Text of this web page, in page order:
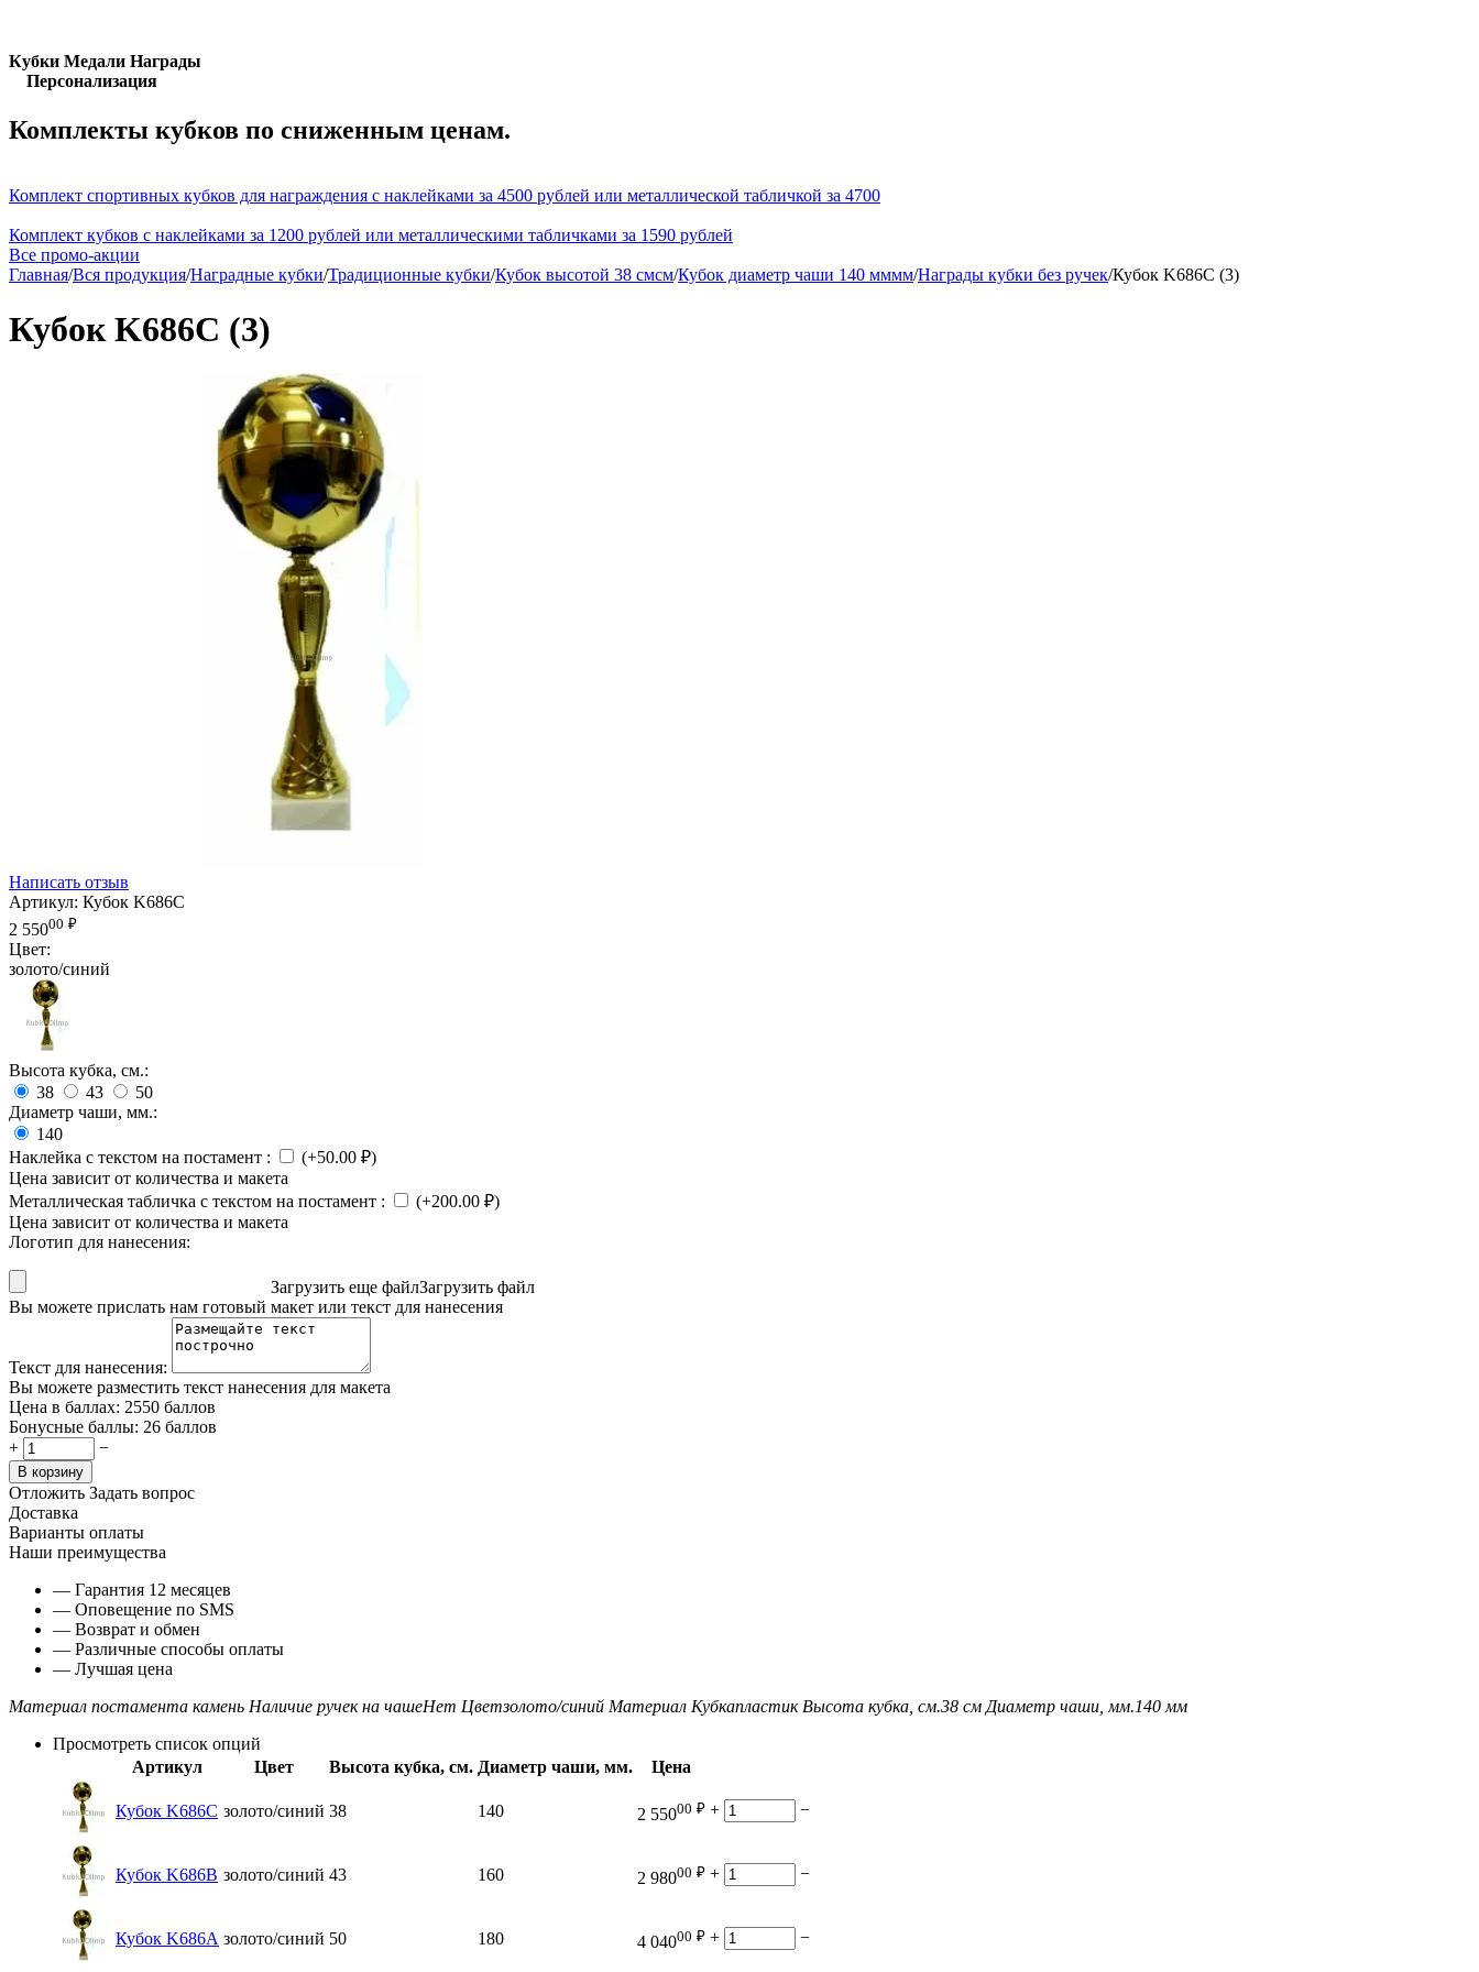
Кубки Медали Награды
Персонализация
Комплекты кубков по сниженным ценам.
Комплект спортивных кубков для награждения с наклейками за 4500 рублей или металлической табличкой за 4700
Комплект кубков с наклейками за 1200 рублей или металлическими табличками за 1590 рублей
Все промо-акции
Главная/Вся продукция/Наградные кубки/Традиционные кубки/Кубок высотой 38 смсм/Кубок диаметр чаши 140 мммм/Награды кубки без ручек/Кубок K686C (3)
Кубок K686C (3)
Написать отзыв
Артикул: Кубок K686C
2 55000 ₽
Цвет:
золото/синий
Высота кубка, см.:
38
43
50
Диаметр чаши, мм.:
140
Наклейка с текстом на постамент : (+50.00 ₽)
Цена зависит от количества и макета
Металлическая табличка с текстом на постамент : (+200.00 ₽)
Цена зависит от количества и макета
Логотип для нанесения:
Загрузить еще файлЗагрузить файл
Вы можете прислать нам готовый макет или текст для нанесения
Текст для нанесения:
Вы можете разместить текст нанесения для макета
Цена в баллах: 2550 баллов
Бонусные баллы: 26 баллов
+
−
В корзину
Отложить Задать вопрос
Доставка
Варианты оплаты
Наши преимущества
— Гарантия 12 месяцев
— Оповещение по SMS
— Возврат и обмен
— Различные способы оплаты
— Лучшая цена
Материал постамента камень Наличие ручек на чашеНет Цветзолото/синий Материал Кубкапластик Высота кубка, см.38 см Диаметр чаши, мм.140 мм
Просмотреть список опций
Артикул
Цвет Высота кубка, см. Диаметр чаши, мм. Цена
Кубок K686C золото/синий 38 140 2 55000 ₽ + −
Кубок K686B золото/синий 43 160 2 98000 ₽ + −
Кубок K686A золото/синий 50 180 4 04000 ₽ + −